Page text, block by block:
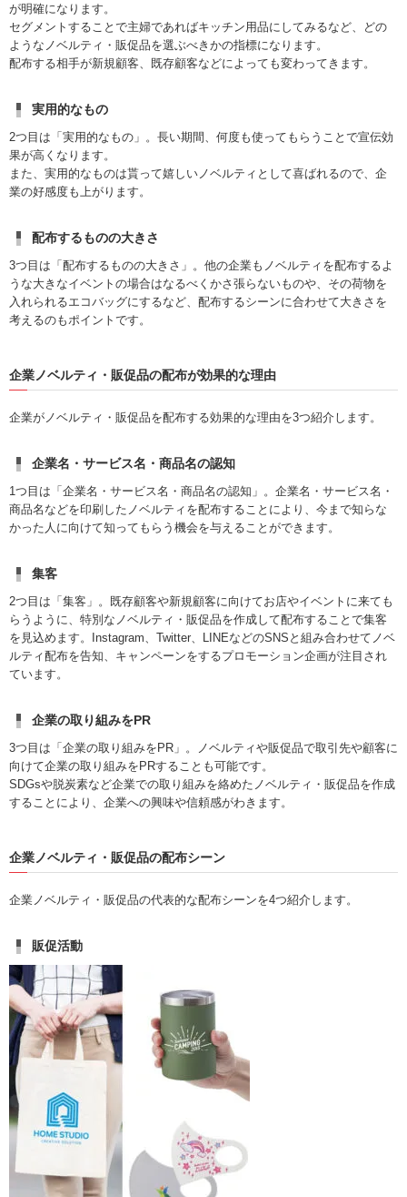
が明確になります。
セグメントすることで主婦であればキッチン用品にしてみるなど、どの
ようなノベルティ・販促品を選ぶべきかの指標になります。
配布する相手が新規顧客、既存顧客などによっても変わってきます。
実用的なもの
2つ目は「実用的なもの」。長い期間、何度も使ってもらうことで宣伝効
果が高くなります。
また、実用的なものは貰って嬉しいノベルティとして喜ばれるので、企
業の好感度も上がります。
配布するものの大きさ
3つ目は「配布するものの大きさ」。他の企業もノベルティを配布するよ
うな大きなイベントの場合はなるべくかさ張らないものや、その荷物を
入れられるエコバッグにするなど、配布するシーンに合わせて大きさを
考えるのもポイントです。
企業ノベルティ・販促品の配布が効果的な理由
企業がノベルティ・販促品を配布する効果的な理由を3つ紹介します。
企業名・サービス名・商品名の認知
1つ目は「企業名・サービス名・商品名の認知」。企業名・サービス名・
商品名などを印刷したノベルティを配布することにより、今まで知らな
かった人に向けて知ってもらう機会を与えることができます。
集客
2つ目は「集客」。既存顧客や新規顧客に向けてお店やイベントに来ても
らうように、特別なノベルティ・販促品を作成して配布することで集客
を見込めます。Instagram、Twitter、LINEなどのSNSと組み合わせてノベ
ルティ配布を告知、キャンペーンをするプロモーション企画が注目され
ています。
企業の取り組みをPR
3つ目は「企業の取り組みをPR」。ノベルティや販促品で取引先や顧客に
向けて企業の取り組みをPRすることも可能です。
SDGsや脱炭素など企業での取り組みを絡めたノベルティ・販促品を作成
することにより、企業への興味や信頼感がわきます。
企業ノベルティ・販促品の配布シーン
企業ノベルティ・販促品の代表的な配布シーンを4つ紹介します。
販促活動